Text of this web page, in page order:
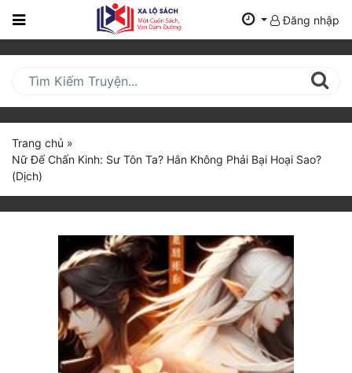
Trang
Mới
Cập
Nhật
(current)
BXH
Truyện Mới Ra
Hoàn Thành
Đăng nhập
Trang chủ »
Nữ Đế Chấn Kinh: Sư Tôn Ta? Hắn Không Phải Bại Hoại Sao?
(Dịch)